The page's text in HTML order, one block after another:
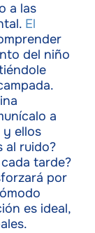
a las
El
del niño
a
y ellos
al ruido?
tarde?
por
es ideal,